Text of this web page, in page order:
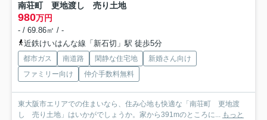
南荘町 更地渡し 売り土地
980万円
- / 69.86㎡ / -
近鉄けいはんな線「新石切」駅 徒歩5分
都市ガス 南道路 閑静な住宅地
新婚さん向け
ファミリー向け
仲介手数料無料
東大阪市エリアでの住まいなら、住み心地も快適な「南荘町 更地渡
し 売り土地」はいかがでしょうか。家から391mのところに... もっと